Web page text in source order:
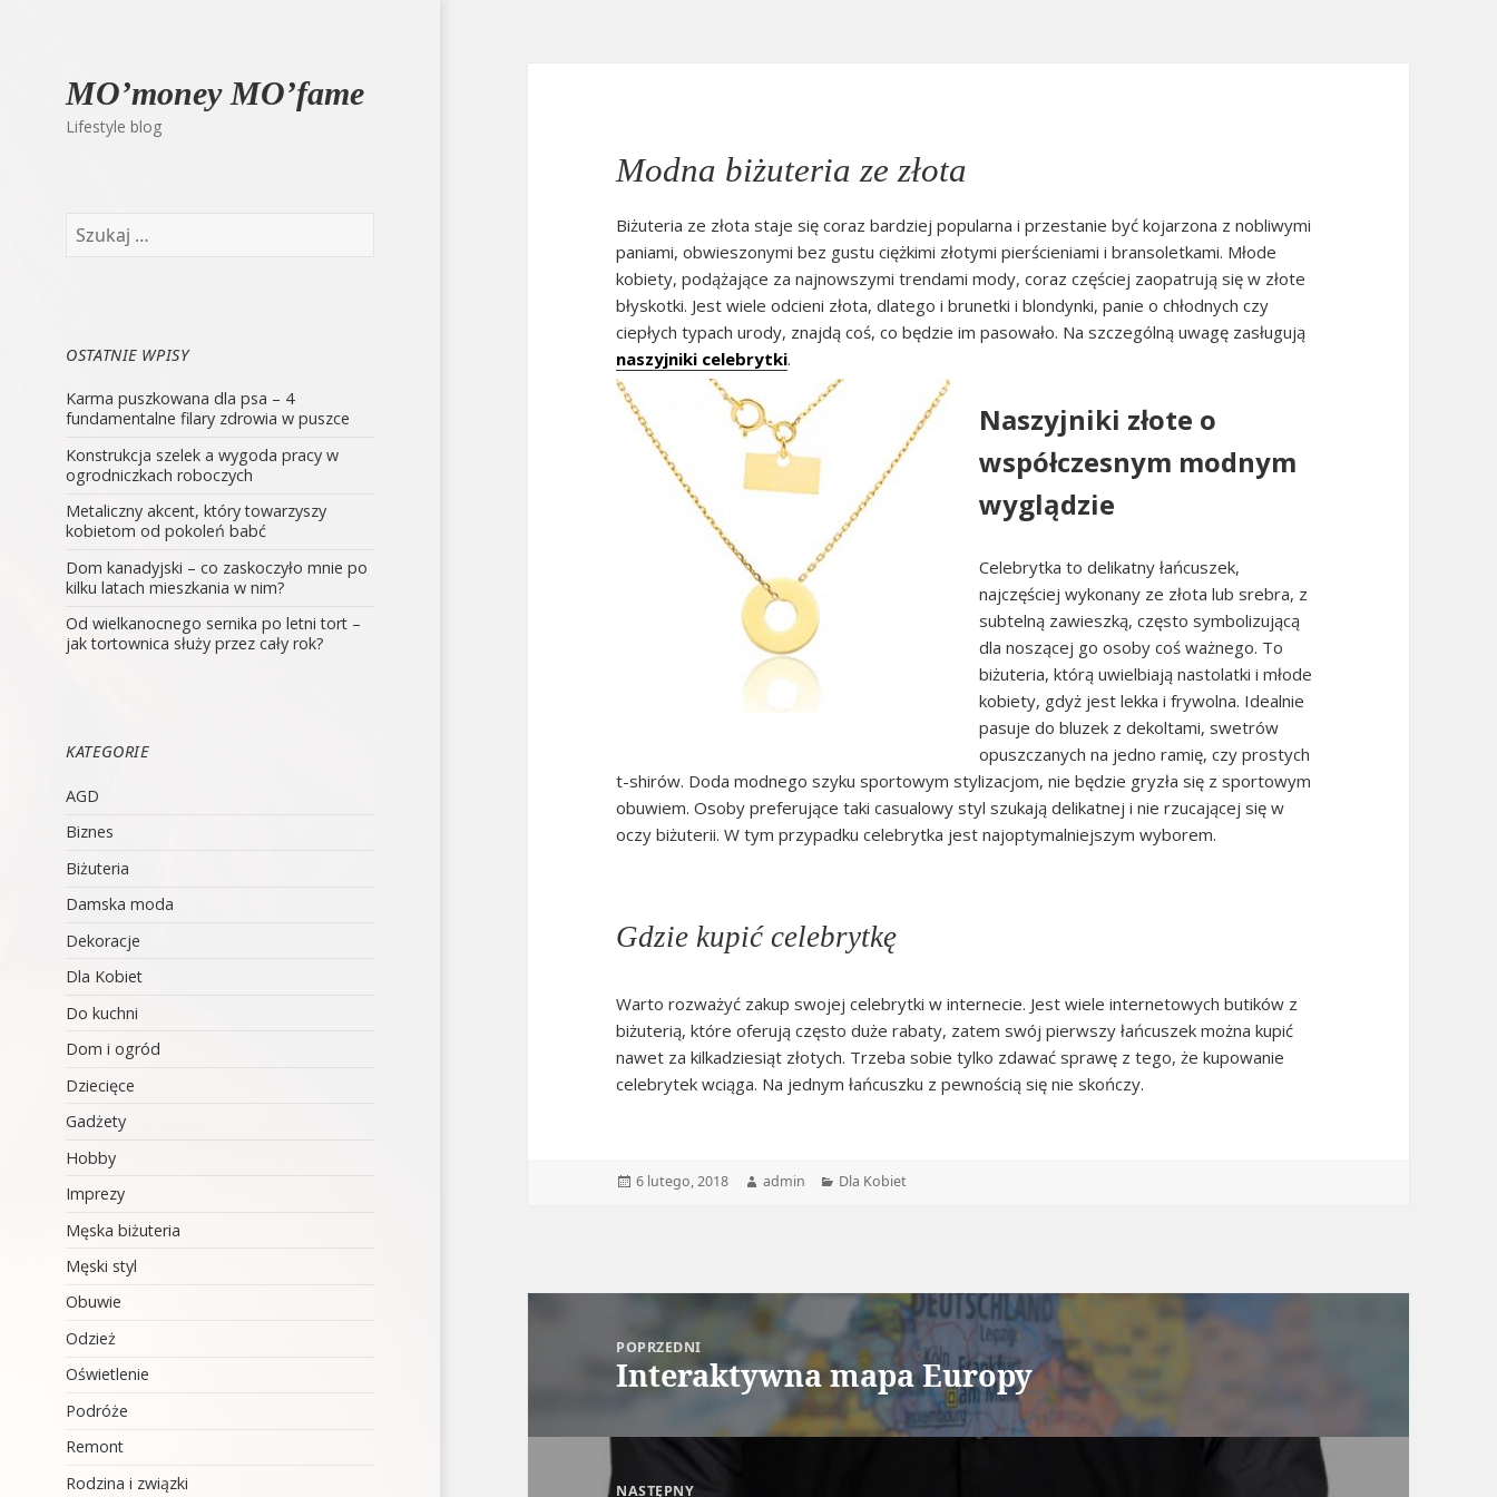
MO’money MO’fame
Lifestyle blog
OSTATNIE WPISY
Karma puszkowana dla psa – 4
fundamentalne filary zdrowia w puszce
Konstrukcja szelek a wygoda pracy w
ogrodniczkach roboczych
Metaliczny akcent, który towarzyszy
kobietom od pokoleń babć
Dom kanadyjski – co zaskoczyło mnie po
kilku latach mieszkania w nim?
Od wielkanocnego sernika po letni tort –
jak tortownica służy przez cały rok?
KATEGORIE
AGD
Biznes
Biżuteria
Damska moda
Dekoracje
Dla Kobiet
Do kuchni
Dom i ogród
Dziecięce
Gadżety
Hobby
Imprezy
Męska biżuteria
Męski styl
Obuwie
Odzież
Oświetlenie
Podróże
Remont
Rodzina i związki
Modna biżuteria ze złota
Biżuteria ze złota staje się coraz bardziej popularna i przestanie być kojarzona z nobliwymi
paniami, obwieszonymi bez gustu ciężkimi złotymi pierścieniami i bransoletkami. Młode
kobiety, podążające za najnowszymi trendami mody, coraz częściej zaopatrują się w złote
błyskotki. Jest wiele odcieni złota, dlatego i brunetki i blondynki, panie o chłodnych czy
ciepłych typach urody, znajdą coś, co będzie im pasowało. Na szczególną uwagę zasługują
naszyjniki celebrytki.
Naszyjniki złote o
współczesnym modnym
wyglądzie
Celebrytka to delikatny łańcuszek,
najczęściej wykonany ze złota lub srebra, z
subtelną zawieszką, często symbolizującą
dla noszącej go osoby coś ważnego. To
biżuteria, którą uwielbiają nastolatki i młode
kobiety, gdyż jest lekka i frywolna. Idealnie
pasuje do bluzek z dekoltami, swetrów
opuszczanych na jedno ramię, czy prostych
t-shirów. Doda modnego szyku sportowym stylizacjom, nie będzie gryzła się z sportowym
obuwiem. Osoby preferujące taki casualowy styl szukają delikatnej i nie rzucającej się w
oczy biżuterii. W tym przypadku celebrytka jest najoptymalniejszym wyborem.
Gdzie kupić celebrytkę
Warto rozważyć zakup swojej celebrytki w internecie. Jest wiele internetowych butików z
biżuterią, które oferują często duże rabaty, zatem swój pierwszy łańcuszek można kupić
nawet za kilkadziesiąt złotych. Trzeba sobie tylko zdawać sprawę z tego, że kupowanie
celebrytek wciąga. Na jednym łańcuszku z pewnością się nie skończy.
Data
6 lutego, 2018 Autor
admin Kategorie
Dla Kobiet
POPRZEDNI
Poprzedni
Interaktywna mapa Europy
NASTĘPNY